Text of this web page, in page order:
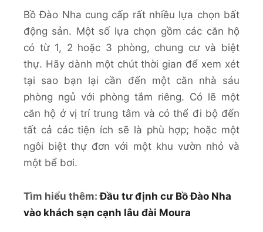
Bồ Đào Nha cung cấp rất nhiều lựa chọn bất
động sản. Một số lựa chọn gồm các căn hộ
có từ 1, 2 hoặc 3 phòng, chung cư và biệt
thự. Hãy dành một chút thời gian để xem xét
tại sao bạn lại cần đến một căn nhà sáu
phòng ngủ với phòng tắm riêng. Có lẽ một
căn hộ ở vị trí trung tâm và có thể đi bộ đến
tất cả các tiện ích sẽ là phù hợp; hoặc một
ngôi biệt thự đơn với một khu vườn nhỏ và
một bể bơi.
Tìm hiểu thêm:Đầu tư định cư Bồ Đào Nha
vào khách sạn cạnh lâu đài Moura